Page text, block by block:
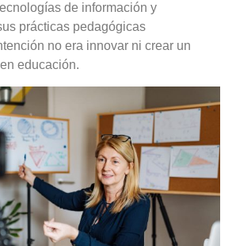
de información y
prácticas pedagógicas
no era innovar ni crear un
educación.